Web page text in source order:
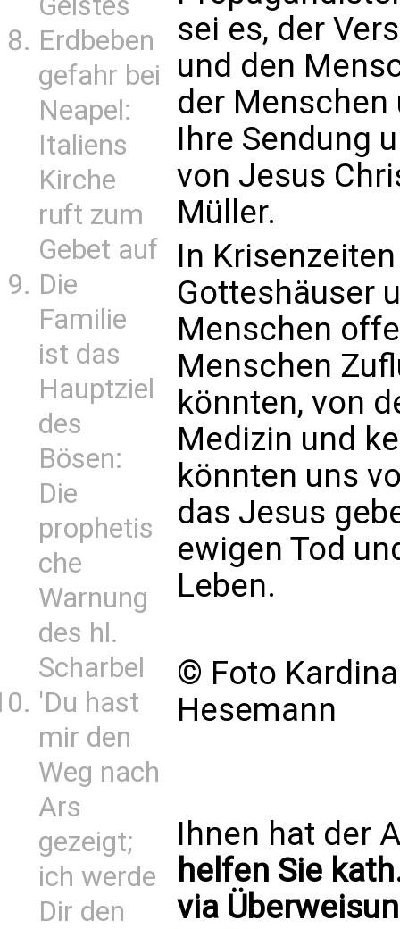
Erdbeben
gefahr bei
Neapel:
Italiens
Kirche
ruft zum
Gebet auf
Die
Familie
ist das
Hauptziel
des
Bösen:
Die
prophetis
che
Warnung
des hl.
Scharbel
'Du hast
mir den
Weg nach
Ars
gezeigt;
ich werde
Dir den
sei es, der
und den
der Menschen
Ihre Sendung
von Jesus
Müller.
In
Gotteshäuser
Menschen
Menschen
könnten, von
Medizin und
könnten uns
das Jesus
ewigen Tod
Leben.
© Foto
Hesemann
Ihnen hat der
helfen Sie
via